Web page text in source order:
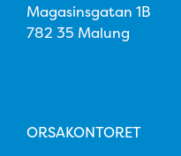
Magasinsgatan 1B
782 35 Malung
ORSAKONTORET